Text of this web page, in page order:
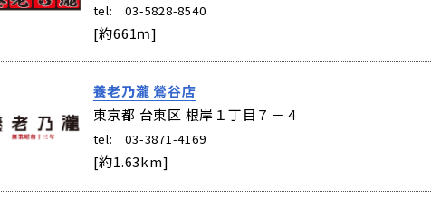
tel: 03-5828-8540
[約661ｍ]
養老乃瀧 鶯谷店
東京都 台東区 根岸１丁目７－４
tel: 03-3871-4169
[約1.63km]